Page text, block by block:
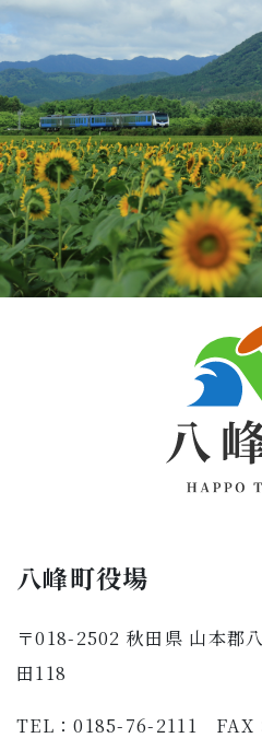
八峰町役場
〒018-2502 秋田県 山本郡
田118
TEL：0185-76-2111 FAX